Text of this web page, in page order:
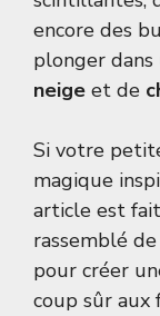
encore des
plonger
neige et de
Si votre
magique
article est
rassemblé
pour créer
coup sûr aux